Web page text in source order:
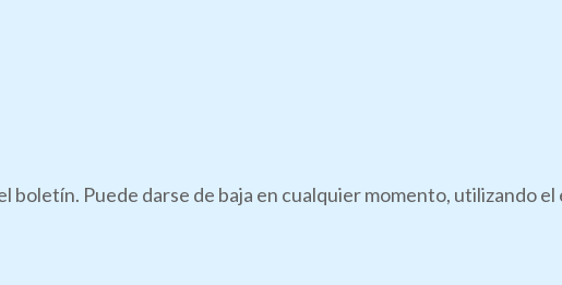
boletín. Puede darse de baja en cualquier momento, utilizando